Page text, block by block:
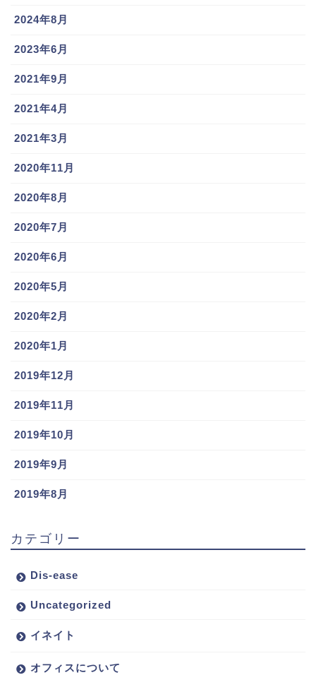
2024年8月
2023年6月
2021年9月
2021年4月
2021年3月
2020年11月
2020年8月
2020年7月
2020年6月
2020年5月
2020年2月
2020年1月
2019年12月
2019年11月
2019年10月
2019年9月
2019年8月
カテゴリー
Dis-ease
Uncategorized
イネイト
オフィスについて